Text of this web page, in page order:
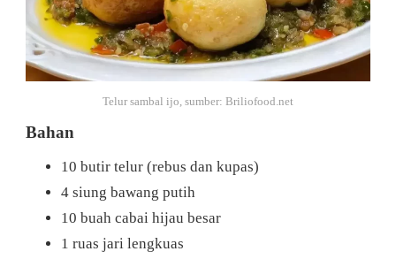
Telur sambal ijo, sumber: Briliofood.net
Bahan
10 butir telur (rebus dan kupas)
4 siung bawang putih
10 buah cabai hijau besar
1 ruas jari lengkuas